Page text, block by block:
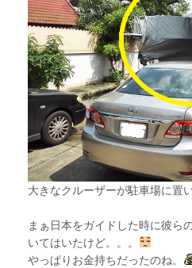
大きなクルーザーが駐車場に置
まぁ日本をガイドした時に彼ら
いてはいたけど。。。
やっぱりお金持ちだったのね。